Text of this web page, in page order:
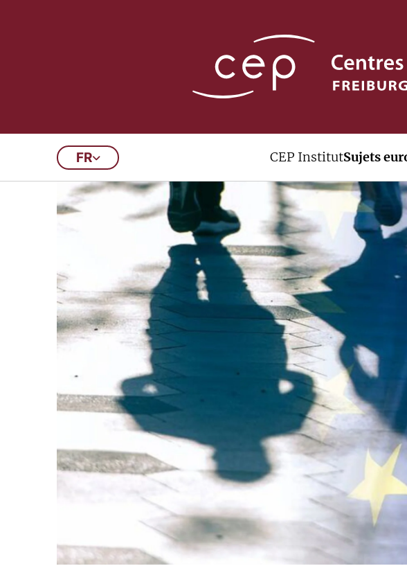
FR CEP InstitutSujets